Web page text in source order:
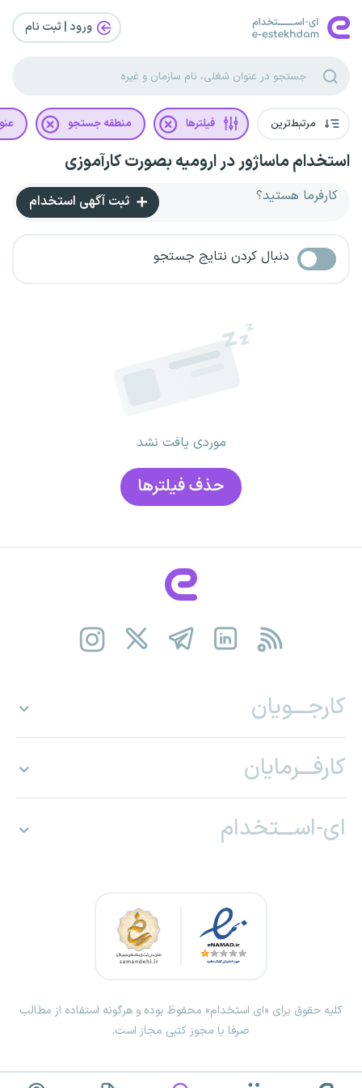
ورود | ثبت‌ نام
مرتبط‌ترین فیلترها منطقه جستجو
استخدام ماساژور در ارومیه بصورت کارآموزی
کارفرما هستید؟ ثبت آگهی استخدام
دنبال کردن نتایج جستجو
موردی یافت نشد
حذف فیلتر‌ها
کارجـــویان
کارفـــرمایان
ای-اســـتخدام
کلیه حقوق برای «ای استخدام» محفوظ بوده و هرگونه استفاده از مطالب
صرفا با مجوز کتبی مجاز است.